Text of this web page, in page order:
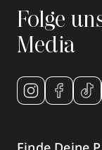
Folge
Media